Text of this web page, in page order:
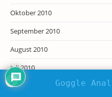
Oktober 2010
September 2010
August 2010
Juli 2010
Juni 2010
Goggle